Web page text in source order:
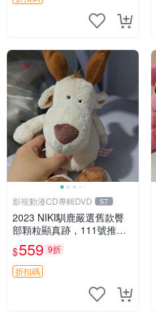
錯過嚴選好物 溫暖 冷感
影視動漫CD專輯DVD 57
2023 NIKI馴鹿嚴選舊款臀
部顆粒顯真跡，111號推薦
珍藏品 馴鹿 舊款 尾巴顆粒
$559 9折
折扣碼